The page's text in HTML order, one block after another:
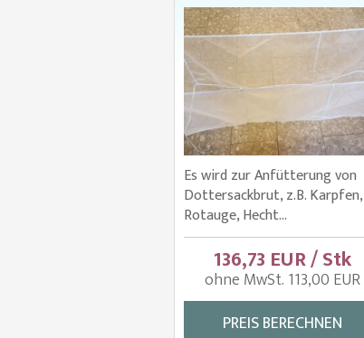
Es wird zur Anfütterung von
Dottersackbrut, z.B. Karpfen,
Rotauge, Hecht...
136,73 EUR / Stk
ohne MwSt. 113,00 EUR
PREIS BERECHNEN